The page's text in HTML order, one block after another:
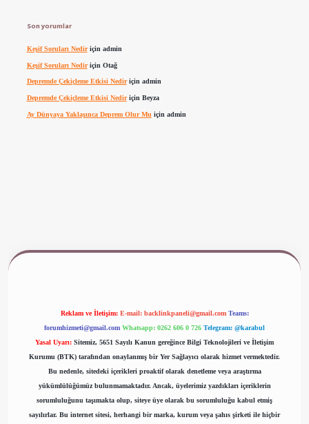
Son yorumlar
Keşif Soruları Nediriçin admin
Keşif Soruları Nediriçin Otağ
Depremde Çekiçleme Etkisi Nediriçin admin
Depremde Çekiçleme Etkisi Nediriçin Beyza
Ay Dünyaya Yaklaşınca Deprem Olur Mu için admin
Reklam ve İletişim: E-mail: backlinkpaneli@gmail.com Teams:
forumhizmeti@gmail.com Whatsapp: 0262 606 0 726 Telegram: @karabul
Yasal Uyarı: Sitemiz, 5651 Sayılı Kanun gereğince Bilgi Teknolojileri ve İletişim
Kurumu (BTK) tarafından onaylanmış bir Yer Sağlayıcı olarak hizmet vermektedir.
Bu nedenle, sitedeki içerikleri proaktif olarak denetleme veya araştırma
yükümlülüğümüz bulunmamaktadır. Ancak, üyelerimiz yazdıkları içeriklerin
sorumluluğunu taşımakta olup, siteye üye olarak bu sorumluluğu kabul etmiş
sayılırlar. Bu internet sitesi, herhangi bir marka, kurum veya şahıs şirketi ile hiçbir